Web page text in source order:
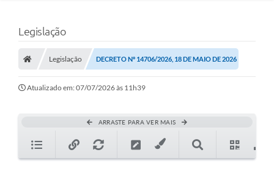
Legislação
Legislação DECRETO Nº 14706/2026, 18 DE MAIO DE 2026
Atualizado em: 07/07/2026 às 11h39
ARRASTE PARA VER MAIS